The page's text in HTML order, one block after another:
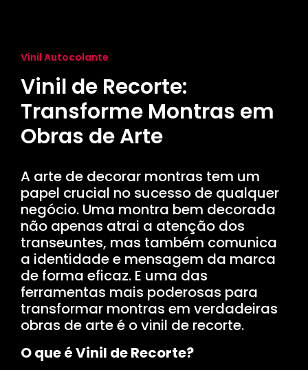
Vinil Autocolante
Vinil de Recorte:
Transforme Montras em
Obras de Arte
A arte de decorar montras tem um
papel crucial no sucesso de qualquer
negócio. Uma montra bem decorada
não apenas atrai a atenção dos
transeuntes, mas também comunica
a identidade e mensagem da marca
de forma eficaz. E uma das
ferramentas mais poderosas para
transformar montras em verdadeiras
obras de arte é o vinil de recorte.
O que é Vinil de Recorte?